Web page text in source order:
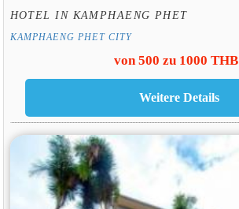
HOTEL IN KAMPHAENG PHET
KAMPHAENG PHET CITY
von 500 zu 1000 THB